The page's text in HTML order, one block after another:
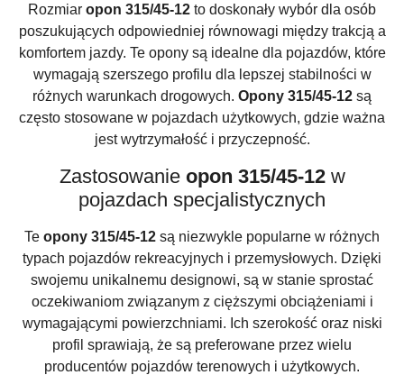
Rozmiar opon 315/45-12 to doskonały wybór dla osób
poszukujących odpowiedniej równowagi między trakcją a
komfortem jazdy. Te opony są idealne dla pojazdów, które
wymagają szerszego profilu dla lepszej stabilności w
różnych warunkach drogowych. Opony 315/45-12 są
często stosowane w pojazdach użytkowych, gdzie ważna
jest wytrzymałość i przyczepność.
Zastosowanie opon 315/45-12w
pojazdach specjalistycznych
Te opony 315/45-12 są niezwykle popularne w różnych
typach pojazdów rekreacyjnych i przemysłowych. Dzięki
swojemu unikalnemu designowi, są w stanie sprostać
oczekiwaniom związanym z cięższymi obciążeniami i
wymagającymi powierzchniami. Ich szerokość oraz niski
profil sprawiają, że są preferowane przez wielu
producentów pojazdów terenowych i użytkowych.